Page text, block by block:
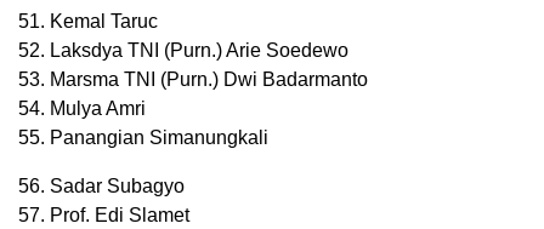
51. Kemal Taruc
52. Laksdya TNI (Purn.) Arie Soedewo
53. Marsma TNI (Purn.) Dwi Badarmanto
54. Mulya Amri
55. Panangian Simanungkali
56. Sadar Subagyo
57. Prof. Edi Slamet